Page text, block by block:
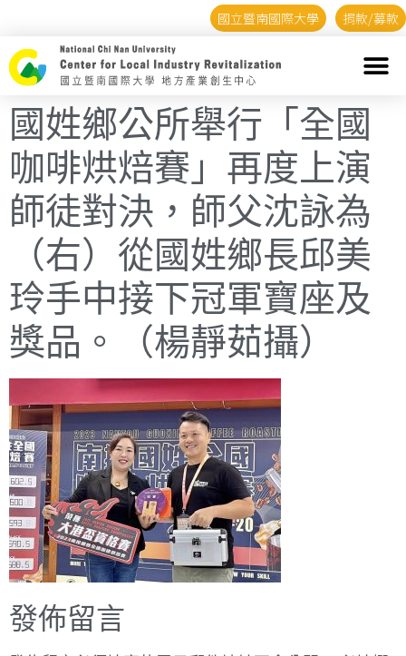
國立暨南國際大學 捐款/募款
國姓鄉公所舉行「全國
咖啡烘焙賽」再度上演
師徒對決，師父沈詠為
（右）從國姓鄉長邱美
玲手中接下冠軍寶座及
獎品。（楊靜茹攝）
發佈留言